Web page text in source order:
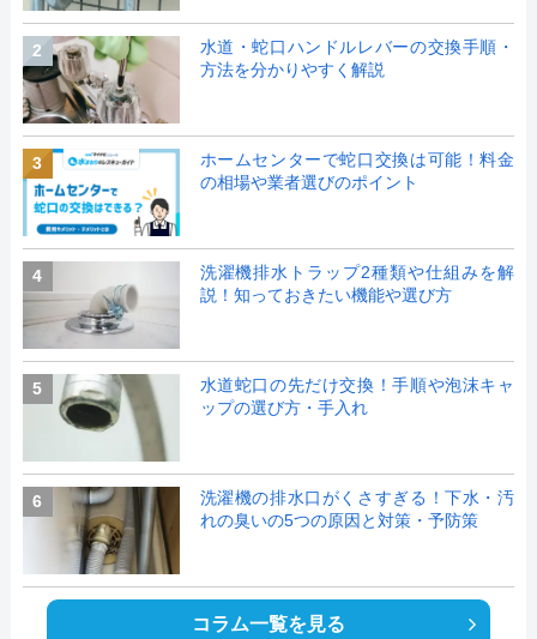
2
水道・蛇口ハンドルレバーの交換手順・
方法を分かりやすく解説
3
ホームセンターで蛇口交換は可能！料金
の相場や業者選びのポイント
4
洗濯機排水トラップ2種類や仕組みを解
説！知っておきたい機能や選び方
5
水道蛇口の先だけ交換！手順や泡沫キャ
ップの選び方・手入れ
6
洗濯機の排水口がくさすぎる！下水・汚
れの臭いの5つの原因と対策・予防策
コラム一覧を見る